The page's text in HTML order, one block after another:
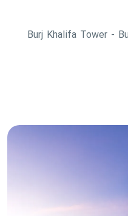
Burj Khalifa Tower -